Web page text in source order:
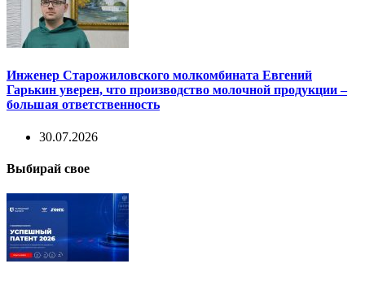
Инженер Старожиловского молкомбината Евгений
Гарькин уверен, что производство молочной продукции –
большая ответственность
30.07.2026
Выбирай свое